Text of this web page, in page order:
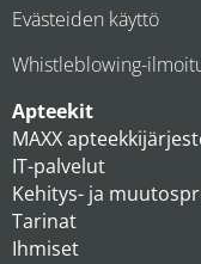
Evästeiden käyttö
Whistleblowing-
Apteekit
MAXX
IT-palvelut
Kehitys- ja
Tarinat
Ihmiset